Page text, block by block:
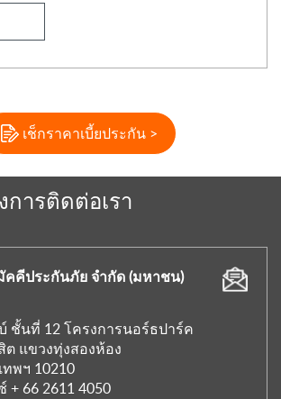
เช็กราคาเบี้ยประกัน >
ารติดต่อเรา
คีประกันภัย จำกัด (มหาชน)
ชั้นที่ 12 โครงการนอร์ธปาร์ค
แขวงทุ่งสองห้อง
ทพฯ 10210
+ 66 2611 4050